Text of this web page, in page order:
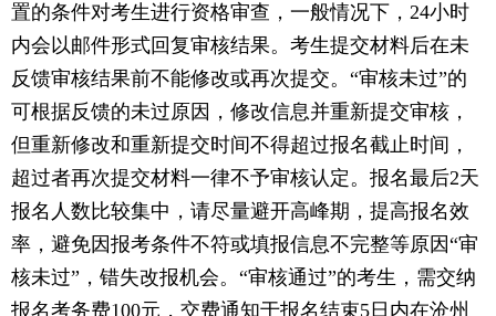
置的条件对考生进行资格审查，一般情况下，24小时
内会以邮件形式回复审核结果。考生提交材料后在未
反馈审核结果前不能修改或再次提交。“审核未过”的
可根据反馈的未过原因，修改信息并重新提交审核，
但重新修改和重新提交时间不得超过报名截止时间，
超过者再次提交材料一律不予审核认定。报名最后2天
报名人数比较集中，请尽量避开高峰期，提高报名效
率，避免因报考条件不符或填报信息不完整等原因“审
核未过”，错失改报机会。“审核通过”的考生，需交纳
报名考务费100元，交费通知于报名结束5日内在沧州